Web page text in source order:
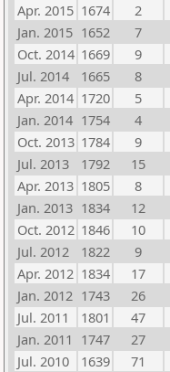
Apr. 2015 1674 2
Jan. 2015 1652 7
Oct. 2014 1669 9
Jul. 2014
1665 8
Apr. 2014 1720 5
Jan. 2014 1754 4
Oct. 2013 1784 9
Jul. 2013
1792 15
Apr. 2013 1805 8
Jan. 2013 1834 12
Oct. 2012 1846 10
Jul. 2012
1822 9
Apr. 2012 1834 17
Jan. 2012 1743 26
Jul. 2011
1801 47
Jan. 2011 1747 27
Jul. 2010
1639 71